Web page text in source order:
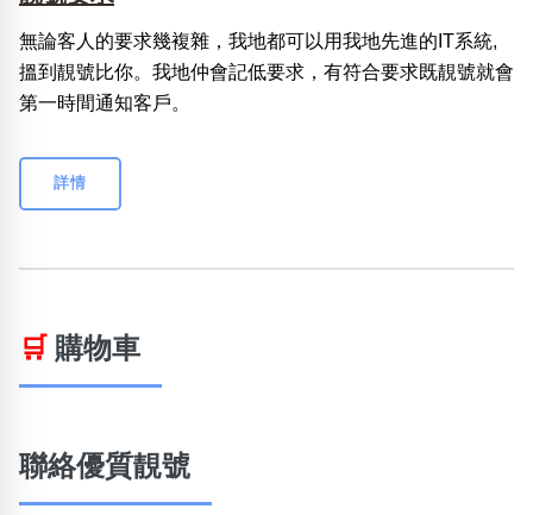
無論客人的要求幾複雜，我地都可以用我地先進的IT系統,
搵到靚號比你。我地仲會記低要求，有符合要求既靚號就會
第一時間通知客戶。
詳情
🛒 購物車
聯絡優質靚號